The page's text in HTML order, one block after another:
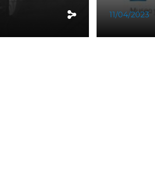
11/04/2023